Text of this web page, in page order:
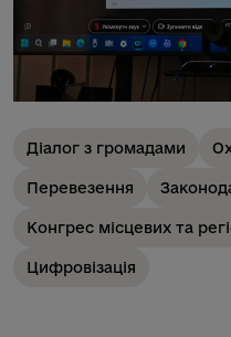
Діалог з громадами
Перевезення
Конгрес місцевих та
Цифровізація